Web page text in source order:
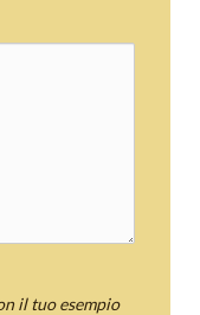
il tuo esempio